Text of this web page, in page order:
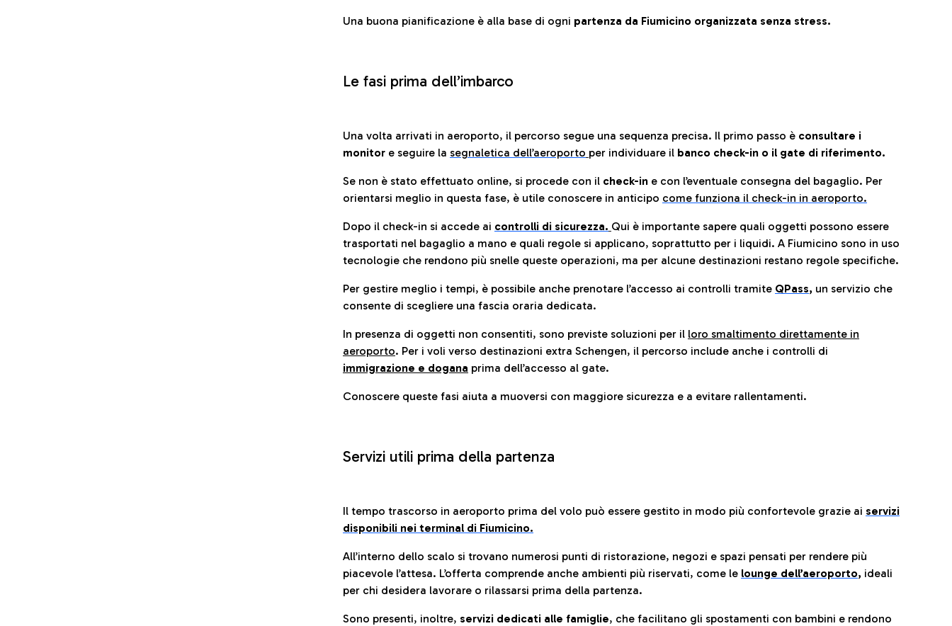
Una buona pianificazione è alla base di ogni partenza da Fiumicino organizzata senza stress.
Le fasi prima dell’imbarco
Una volta arrivati in aeroporto, il percorso segue una sequenza precisa. Il primo passo è consultare i
monitor e seguire la segnaletica dell’aeroporto per individuare il banco check-in o il gate di riferimento.
Se non è stato effettuato online, si procede con il check-in e con l’eventuale consegna del bagaglio. Per
orientarsi meglio in questa fase, è utile conoscere in anticipo come funziona il check-in in aeroporto.
Dopo il check-in si accede ai controlli di sicurezza. Qui è importante sapere quali oggetti possono essere
trasportati nel bagaglio a mano e quali regole si applicano, soprattutto per i liquidi. A Fiumicino sono in uso
tecnologie che rendono più snelle queste operazioni, ma per alcune destinazioni restano regole specifiche.
Per gestire meglio i tempi, è possibile anche prenotare l’accesso ai controlli tramite QPass, un servizio che
consente di scegliere una fascia oraria dedicata.
In presenza di oggetti non consentiti, sono previste soluzioni per il loro smaltimento direttamente in
aeroporto. Per i voli verso destinazioni extra Schengen, il percorso include anche i controlli di
immigrazione e dogana prima dell’accesso al gate.
Conoscere queste fasi aiuta a muoversi con maggiore sicurezza e a evitare rallentamenti.
Servizi utili prima della partenza
Il tempo trascorso in aeroporto prima del volo può essere gestito in modo più confortevole grazie ai servizi
disponibili nei terminal di Fiumicino.
All’interno dello scalo si trovano numerosi punti di ristorazione, negozi e spazi pensati per rendere più
piacevole l’attesa. L’offerta comprende anche ambienti più riservati, come le lounge dell’aeroporto, ideali
per chi desidera lavorare o rilassarsi prima della partenza.
Sono presenti, inoltre, servizi dedicati alle famiglie, che facilitano gli spostamenti con bambini e rendono